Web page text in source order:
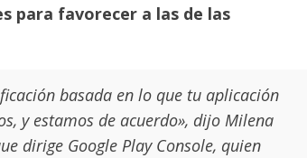
para favorecer a las de las
basada en lo que tu aplicación
y estamos de acuerdo», dijo Milena
dirige Google Play Console, quien